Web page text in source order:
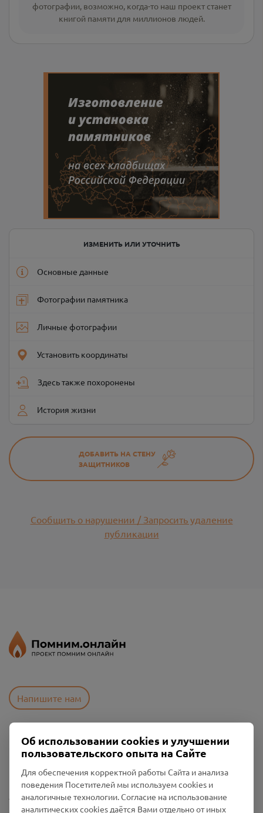
фотографии, возможно, когда-то наш проект станет
книгой памяти для миллионов людей.
ИЗМЕНИТЬ ИЛИ УТОЧНИТЬ
Основные данные
Фотографии памятника
Личные фотографии
Установить координаты
Здесь также похоронены
История жизни
ДОБАВИТЬ НА СТЕНУ
ЗАЩИТНИКОВ
Сообщить о нарушении / Запросить удаление
публикации
Напишите нам
Пользовательское соглашение
Политика конфиденциальности
Промо-материалы
Настройки cookies
Об использовании cookies и улучшении
пользовательского опыта на Сайте
Для обеспечения корректной работы Сайта и анализа
поведения Посетителей мы используем cookies и
аналогичные технологии. Согласие на использование
аналитических cookies даётся Вами отдельно от иных